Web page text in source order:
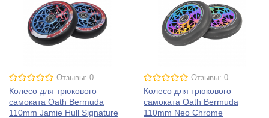
Отзывы: 0
Колесо для трюкового
самоката Oath Bermuda
110mm Jamie Hull Signature
Отзывы: 0
Колесо для трюкового
самоката Oath Bermuda
110mm Neo Chrome